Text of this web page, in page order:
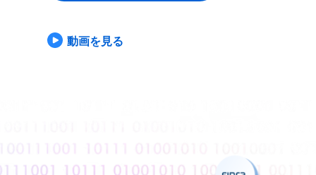
動画を見る